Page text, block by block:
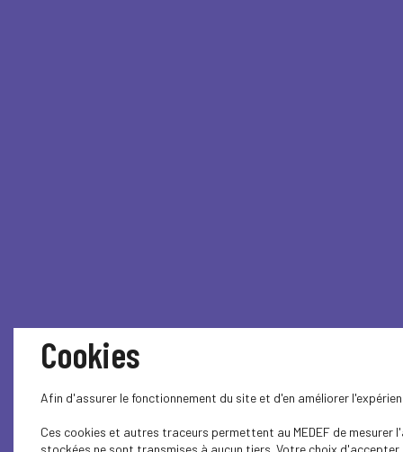
Cookies
Afin d'assurer le fonctionnement du site et d'en améliorer
Ces cookies et autres traceurs permettent au MEDEF de
stockées ne sont transmises à aucun tiers. Votre choix